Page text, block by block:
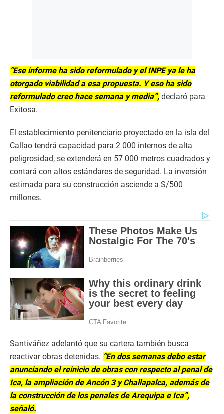
“Ese informe ha sido reformulado y el INPE ya le ha
otorgado viabilidad a esa propuesta. Y eso ha sido
reformulado creo hace semana y media”, declaró para
Exitosa.
El establecimiento penitenciario proyectado en la isla del
Callao tendrá capacidad para 2 000 internos de alta
peligrosidad, se extenderá en 57 000 metros cuadrados y
contará con altos estándares de seguridad. La inversión
estimada para su construcción asciende a S/500
millones.
Santiváñez adelantó que su cartera también busca
reactivar obras detenidas. “En dos semanas debo estar
anunciando el reinicio de obras con respecto al penal de
Ica, la ampliación de Ancón 3 y Challapalca, además de
la construcción de los penales de Arequipa e Ica”,
señaló.